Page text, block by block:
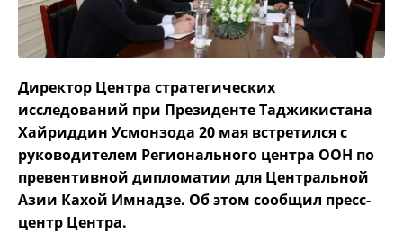
Директор Центра стратегических
исследований при Президенте Таджикистана
Хайриддин Усмонзода 20 мая встретился с
руководителем Регионального центра ООН по
превентивной дипломатии для Центральной
Азии Кахой Имнадзе. Об этом сообщил пресс-
центр Центра.